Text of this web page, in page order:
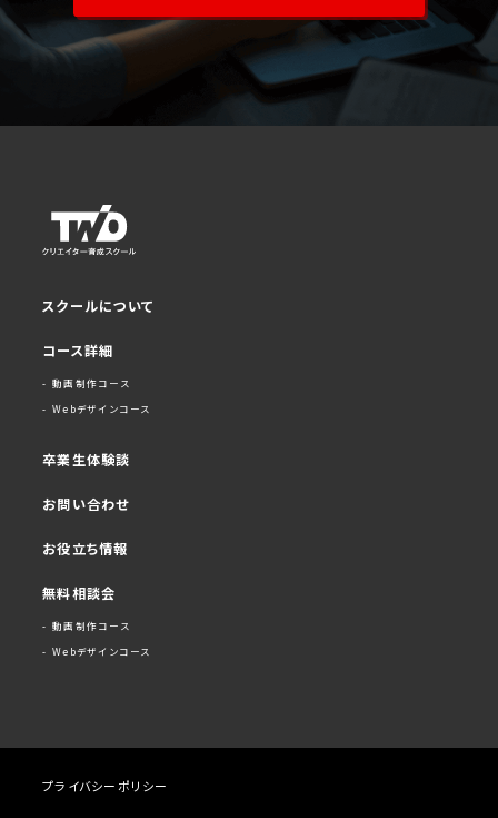
スクールについて
コース詳細
- 動画制作コース
- Webデザインコース
卒業生体験談
お問い合わせ
お役立ち情報
無料相談会
- 動画制作コース
- Webデザインコース
プライバシーポリシー